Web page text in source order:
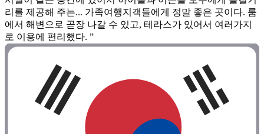
리를 제공해 주는... 가족여행지객들에게 정말 좋은 곳이다. 룸
에서 해변으로 곧장 나갈 수 있고, 테라스가 있어서 여러가지
로 이용에 편리했다. ”